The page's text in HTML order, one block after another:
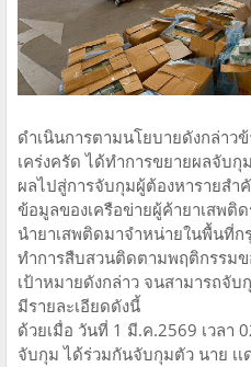
ดำเนินการตามนโยบายดังกล่า
เคร่งครัด ได้ทำการขยายผลจับ
ผลไปสู่การจับกุมผู้ต้องหารายสำ
ข้อมูลของเครือข่ายผู้ค้ายาเสพ
นำยาเสพติดมาจำหน่ายในพื้นที่ก
ทำการสืบสวนติดตามพฤติกรรม
เป้าหมายดังกล่าว จนสามารถจั
มีรายละเอียดดังนี้
ด้วยเมื่อ วันที่ 1 มี.ค.2569 เวลา
จับกุม ได้ร่วมกันจับกุมตัว นาย เ